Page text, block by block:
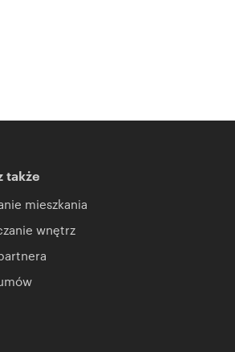
także
mieszkania
wnętrz